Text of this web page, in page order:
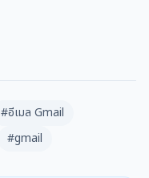
#อีเมล Gmail
#gmail